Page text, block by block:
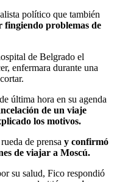
político que también
fingiendo problemas de
de Belgrado el
enfermara durante una
última hora en su agenda
de un viaje
los motivos.
de prensa y confirmó
de viajar a Moscú.
su salud, Fico respondió